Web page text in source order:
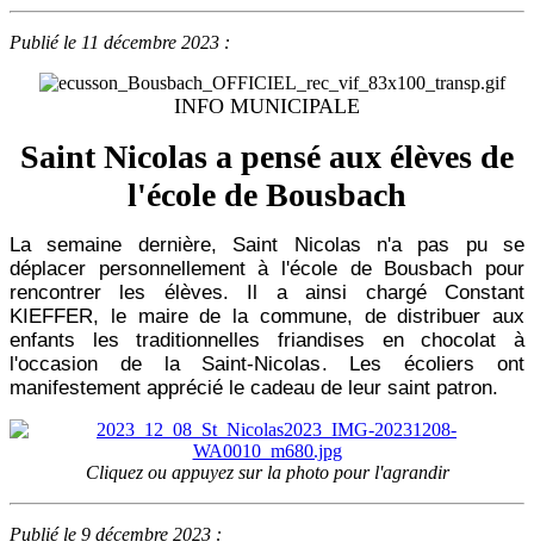
Publié le 11 décembre 2023 :
INFO MUNICIPALE
Saint Nicolas a pensé aux élèves de
l'école de Bousbach
La semaine dernière, Saint Nicolas n'a pas pu se
déplacer personnellement à l'école de Bousbach pour
rencontrer les élèves. Il a ainsi chargé Constant
KIEFFER, le maire de la commune, de distribuer aux
enfants les traditionnelles friandises en chocolat à
l'occasion de la Saint-Nicolas. Les écoliers ont
manifestement apprécié le cadeau de leur saint patron.
Cliquez ou appuyez sur la photo pour l'agrandir
Publié le 9 décembre 2023 :